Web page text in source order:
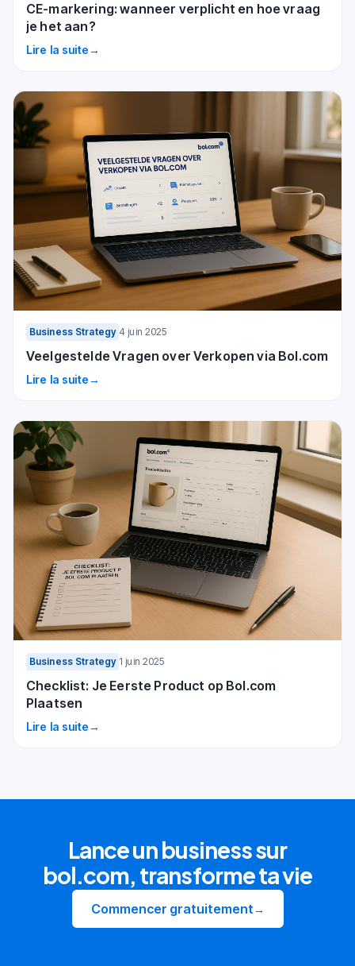
CE-markering: wanneer verplicht en hoe vraag
je het aan?
Lire la suite→
Business Strategy 4 juin 2025
Veelgestelde Vragen over Verkopen via Bol.com
Lire la suite→
Business Strategy 1 juin 2025
Checklist: Je Eerste Product op Bol.com
Plaatsen
Lire la suite→
Lance un business sur
bol.com, transforme ta vie
Commencer gratuitement→